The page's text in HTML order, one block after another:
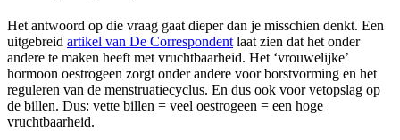
Het antwoord op die vraag gaat dieper dan je misschien denkt. Een
uitgebreid artikel van De Correspondent laat zien dat het onder
andere te maken heeft met vruchtbaarheid. Het ‘vrouwelijke’
hormoon oestrogeen zorgt onder andere voor borstvorming en het
reguleren van de menstruatiecyclus. En dus ook voor vetopslag op
de billen. Dus: vette billen = veel oestrogeen = een hoge
vruchtbaarheid.